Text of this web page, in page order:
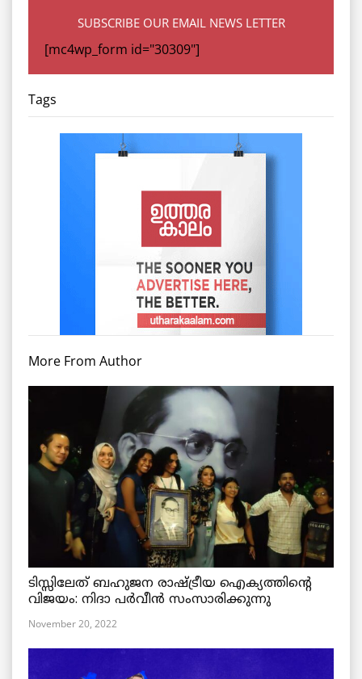
SUBSCRIBE OUR EMAIL NEWS LETTER
[mc4wp_form id="30309"]
Tags
More From Author
ടിസ്സിലേത് ബഹുജന രാഷ്ട്രീയ ഐക്യത്തിന്റെ
വിജയം: നിദാ പർവീൻ സംസാരിക്കുന്നു
November 20, 2022